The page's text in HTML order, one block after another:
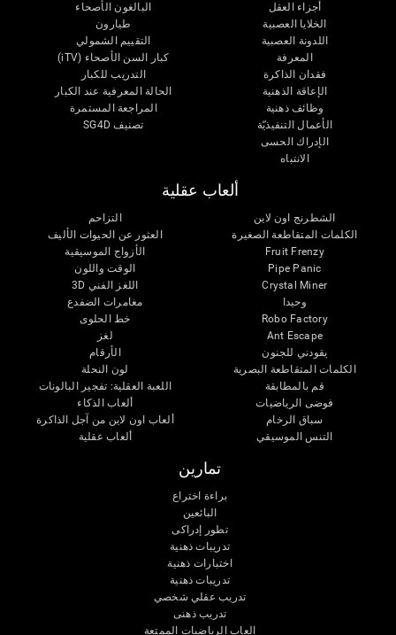
أجزاء العقل
الخلايا العصبية
اللدونة العصبية
المعرفة
فقدان الذاكرة
الإعاقة الذهنية
وظائف ذهنية
الأعمال التنفيذيّة
الإدراك الحسى
الانتباه
البالغون الأصحاء
طيارون
التقييم الشمولي
كبار السن الأصحاء (iTV)
التدريب للكبار
الحالة المعرفية عند الكبار
المراجعة المستمرة
تصنيف SG4D
ألعاب عقلية
الشطرنج اون لاين
الكلمات المتقاطعة الصغيرة
Fruit Frenzy
Pipe Panic
Crystal Miner
وحيدا
Robo Factory
Ant Escape
يقودني للجنون
الكلمات المتقاطعة البصرية
قم بالمطابقة
فوضى الرياضيات
سباق الرخام
التنس الموسيقي
التزاحم
العثور عن الحيوات الأليف
الأزواج الموسيقية
الوقت واللون
اللغز الفني 3D
مغامرات الضفدع
خط الحلوى
لغز
الأرقام
لون النحلة
اللعبة العقلية: تفجير البالونات
ألعاب الذكاء
ألعاب اون لاين من آجل الذاكرة
ألعاب عقلية
تمارين
براءة اختراع
البائعين
تطور إدراكى
تدريبات ذهنية
اختبارات ذهنية
تدريبات ذهنية
تدريب عقلي شخصي
تدريب ذهنى
العاب الرياضيات الممتعة